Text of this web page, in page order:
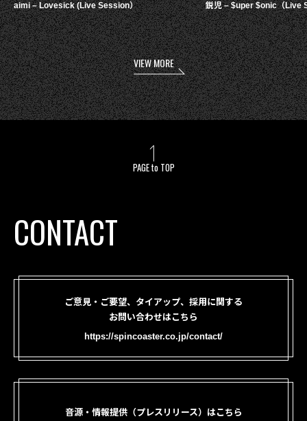
aimi – Lovesick (Live Session） 鋭児 – $uper $onic（Live
VIEW MORE
PAGE to TOP
CONTACT
ご意見・ご要望、タイアップ、採用に関する
お問い合わせはこちら
https://spincoaster.co.jp/contact/
音源・情報提供（プレスリリース）はこちら